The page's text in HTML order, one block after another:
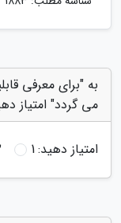
می گردد" امتیاز
امتیاز دهید:1